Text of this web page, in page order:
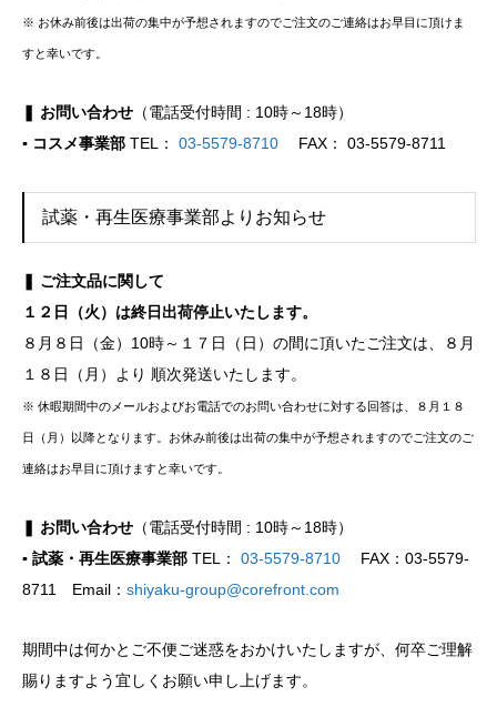
※ お休み前後は出荷の集中が予想されますのでご注文のご連絡はお早目に頂けま
すと幸いです。
❚ お問い合わせ （電話受付時間 : 10時～18時）
▪ コスメ事業部 TEL： 03-5579-8710 FAX： 03-5579-8711
試薬・再生医療事業部よりお知らせ
❚ ご注文品に関して
１２日（火）は終日出荷停止いたします。
８月８日（金）10時～１７日（日）の間に頂いたご注文は、８月
１８日（月）より 順次発送いたします。
※ 休暇期間中のメールおよびお電話でのお問い合わせに対する回答は、８月１８
日（月）以降となります。お休み前後は出荷の集中が予想されますのでご注文のご
連絡はお早目に頂けますと幸いです。
❚ お問い合わせ （電話受付時間 : 10時～18時）
▪ 試薬・再生医療事業部 TEL： 03-5579-8710 FAX：03-5579-
8711 Email： shiyaku-group@corefront.com
期間中は何かとご不便ご迷惑をおかけいたしますが、何卒ご理解
賜りますよう宜しくお願い申し上げます。